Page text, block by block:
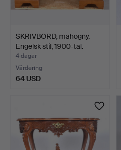
SKRIVBORD, mahogny,
Engelsk stil, 1900-tal.
4 dagar
Värdering
64 USD